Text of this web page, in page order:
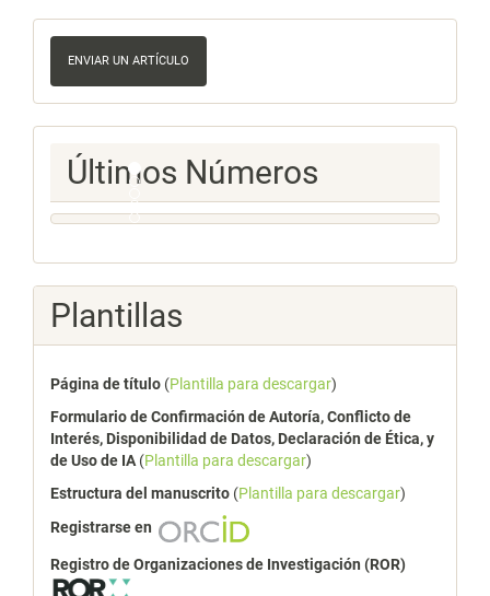
Enviar
un
artículo
ENVIAR UN ARTÍCULO
Ultimos
Numeros
Últimos Números
Plantillas
Página de título (Plantilla para descargar)
Formulario de Confirmación de Autoría, Conflicto de
Interés, Disponibilidad de Datos, Declaración de Ética, y
de Uso de IA (Plantilla para descargar)
Estructura del manuscrito (Plantilla para descargar)
Registrarse en
Registro de Organizaciones de Investigación (ROR)